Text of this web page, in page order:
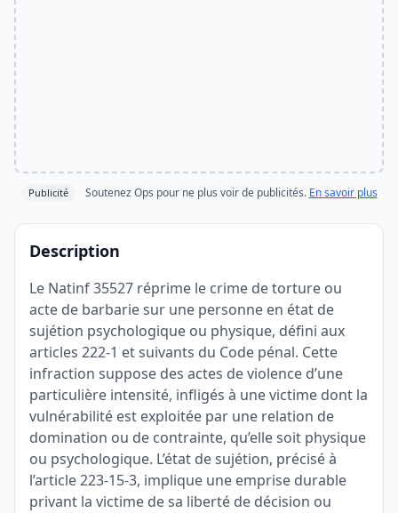
Publicité Soutenez Ops pour ne plus voir de publicités. En savoir plus
Description
Le Natinf 35527 réprime le crime de torture ou
acte de barbarie sur une personne en état de
sujétion psychologique ou physique, défini aux
articles 222-1 et suivants du Code pénal. Cette
infraction suppose des actes de violence d’une
particulière intensité, infligés à une victime dont la
vulnérabilité est exploitée par une relation de
domination ou de contrainte, qu’elle soit physique
ou psychologique. L’état de sujétion, précisé à
l’article 223-15-3, implique une emprise durable
privant la victime de sa liberté de décision ou